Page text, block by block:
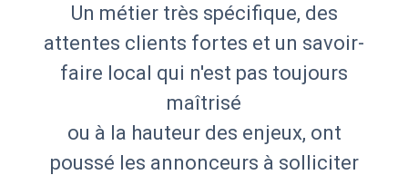
Un métier très spécifique, des
attentes clients fortes et un savoir-
faire local qui n'est pas toujours
maîtrisé
ou à la hauteur des enjeux, ont
poussé les annonceurs à solliciter